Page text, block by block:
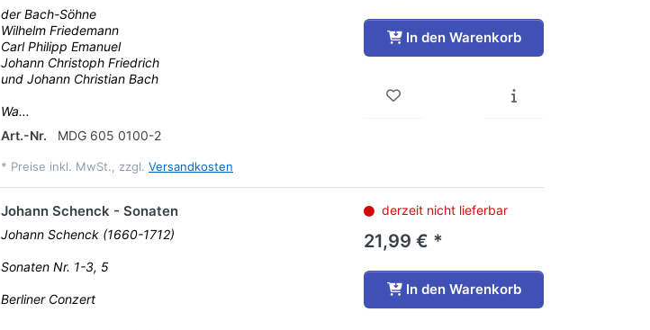
der Bach-Söhne
Wilhelm Friedemann
Carl Philipp Emanuel
Johann Christoph Friedrich
und Johann Christian Bach
Wa...
Art.-Nr.
MDG 605 0100-2
* Preise inkl. MwSt., zzgl. Versandkosten
In den Warenkorb
Johann Schenck - Sonaten
Johann Schenck (1660-1712)
Sonaten Nr. 1-3, 5
Berliner Conzert
derzeit nicht lieferbar
21,99 € *
In den Warenkorb